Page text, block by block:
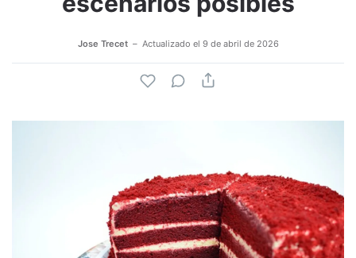
Jose Trecet Actualizado el 9 de abril de 2026